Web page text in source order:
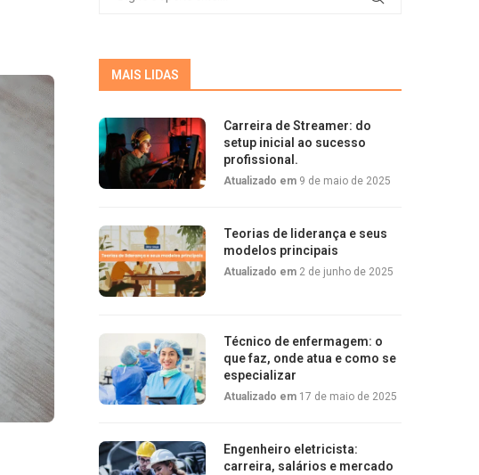
MAIS LIDAS
Carreira de Streamer: do
setup inicial ao sucesso
profissional.
Atualizado em 9 de maio de 2025
Teorias de liderança e seus
modelos principais
Atualizado em 2 de junho de 2025
Técnico de enfermagem: o
que faz, onde atua e como se
especializar
Atualizado em 17 de maio de 2025
Engenheiro eletricista:
carreira, salários e mercado